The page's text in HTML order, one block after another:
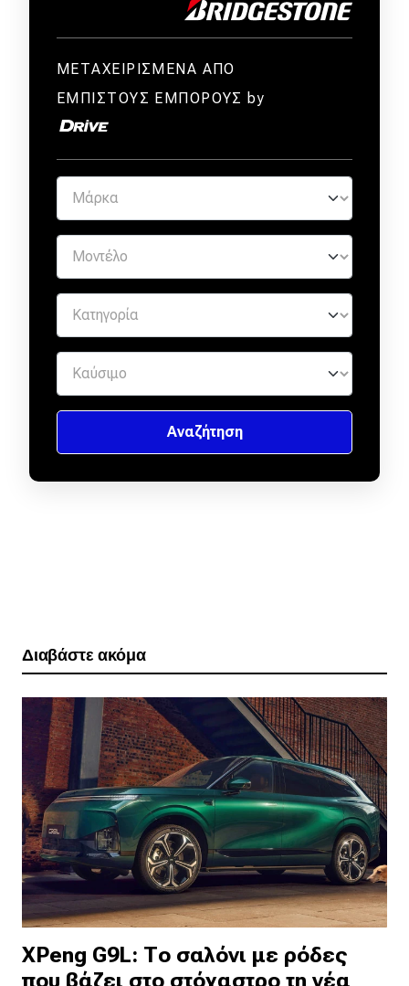
ΜΕΤΑΧΕΙΡΙΣΜΕΝΑ ΑΠΟ
ΕΜΠΙΣΤΟΥΣ ΕΜΠΟΡΟΥΣ by
Διαβάστε ακόμα
XPeng G9L: Το σαλόνι με ρόδες
που βάζει στο στόχαστρο τη νέα